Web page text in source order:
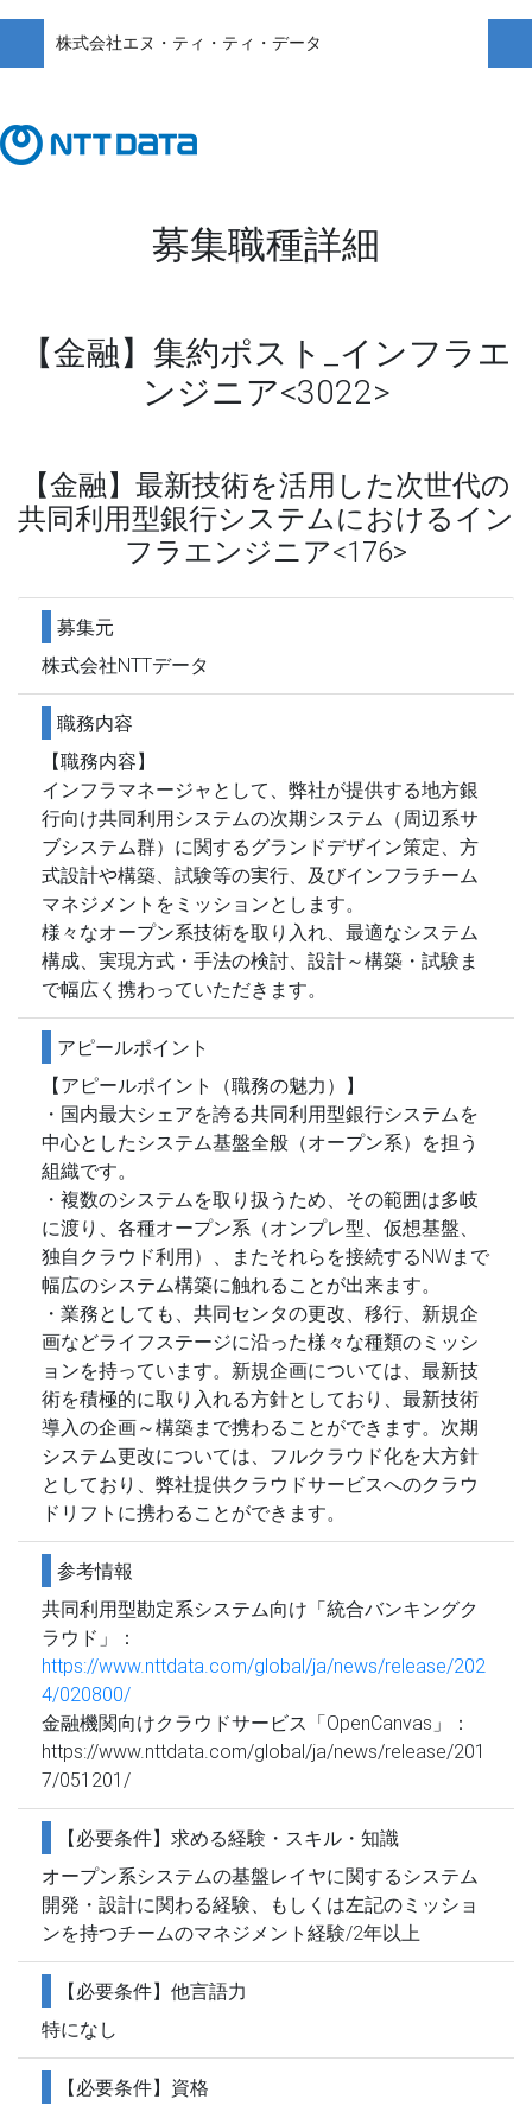
株式会社エヌ・ティ・ティ・データ
募集職種詳細
【金融】集約ポスト_インフラエ
ンジニア<3022>
【金融】最新技術を活用した次世代の
共同利用型銀行システムにおけるイン
フラエンジニア<176>
募集元
株式会社NTTデータ
職務内容
【職務内容】
インフラマネージャとして、弊社が提供する地方銀
行向け共同利用システムの次期システム（周辺系サ
ブシステム群）に関するグランドデザイン策定、方
式設計や構築、試験等の実行、及びインフラチーム
マネジメントをミッションとします。
様々なオープン系技術を取り入れ、最適なシステム
構成、実現方式・手法の検討、設計～構築・試験ま
で幅広く携わっていただきます。
アピールポイント
【アピールポイント（職務の魅力）】
・国内最大シェアを誇る共同利用型銀行システムを
中心としたシステム基盤全般（オープン系）を担う
組織です。
・複数のシステムを取り扱うため、その範囲は多岐
に渡り、各種オープン系（オンプレ型、仮想基盤、
独自クラウド利用）、またそれらを接続するNWまで
幅広のシステム構築に触れることが出来ます。
・業務としても、共同センタの更改、移行、新規企
画などライフステージに沿った様々な種類のミッシ
ョンを持っています。新規企画については、最新技
術を積極的に取り入れる方針としており、最新技術
導入の企画～構築まで携わることができます。次期
システム更改については、フルクラウド化を大方針
としており、弊社提供クラウドサービスへのクラウ
ドリフトに携わることができます。
参考情報
共同利用型勘定系システム向け「統合バンキングク
ラウド」：
https://www.nttdata.com/global/ja/news/release/202
4/020800/
金融機関向けクラウドサービス「OpenCanvas」：
https://www.nttdata.com/global/ja/news/release/201
7/051201/
【必要条件】求める経験・スキル・知識
オープン系システムの基盤レイヤに関するシステム
開発・設計に関わる経験、もしくは左記のミッショ
ンを持つチームのマネジメント経験/2年以上
【必要条件】他言語力
特になし
【必要条件】資格